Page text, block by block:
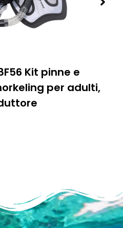
Kit pinne e
per adulti,